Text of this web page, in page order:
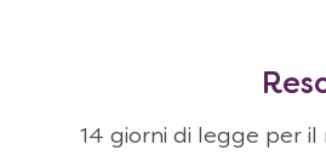
14 giorni di legge per il